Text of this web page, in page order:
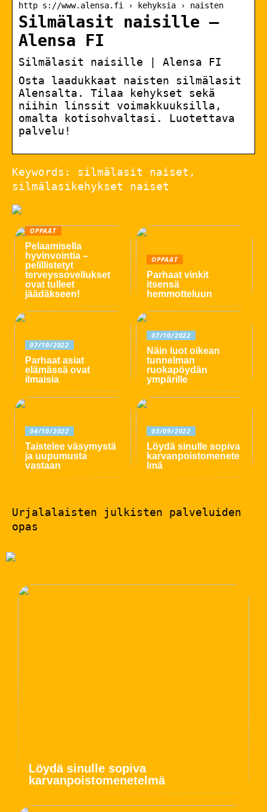
http s://www.alensa.fi › kehyksia › naisten
Silmälasit naisille –
Alensa FI
Silmälasit naisille | Alensa FI
Osta laadukkaat naisten silmälasit
Alensalta. Tilaa kehykset sekä
niihin linssit voimakkuuksilla,
omalta kotisohvaltasi. Luotettava
palvelu!
Keywords: silmälasit naiset,
silmälasikehykset naiset
OPPAAT
Pelaamisella
hyvinvointia –
pelillistetyt
terveyssovellukset
ovat tulleet
jäädäkseen!
OPPAAT
Parhaat vinkit
itsensä
hemmotteluun
07/10/2022
Parhaat asiat
elämässä ovat
ilmaisia
07/10/2022
Näin luot oikean
tunnelman
ruokapöydän
ympärille
04/10/2022
Taistelee väsymystä
ja uupumusta
vastaan
03/09/2022
Löydä sinulle sopiva
karvanpoistomenete
lmä
Urjalalaisten julkisten palveluiden
opas
Löydä sinulle sopiva
karvanpoistomenetelmä